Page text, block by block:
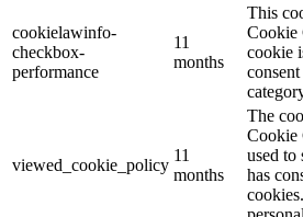
cookielawinfo-
checkbox-
performance
11
months
This
Cookie
cookie
viewed_cookie_policy
11
months
The
Cookie
used to
has